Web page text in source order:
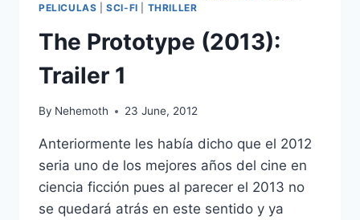
PELICULAS |SCI-FI THRILLER
The Prototype (2013):
Trailer 1
By Nehemoth 23 June, 2012
Anteriormente les había dicho que el 2012
seria uno de los mejores años del cine en
ciencia ficción pues al parecer el 2013 no
se quedará atrás en este sentido y ya